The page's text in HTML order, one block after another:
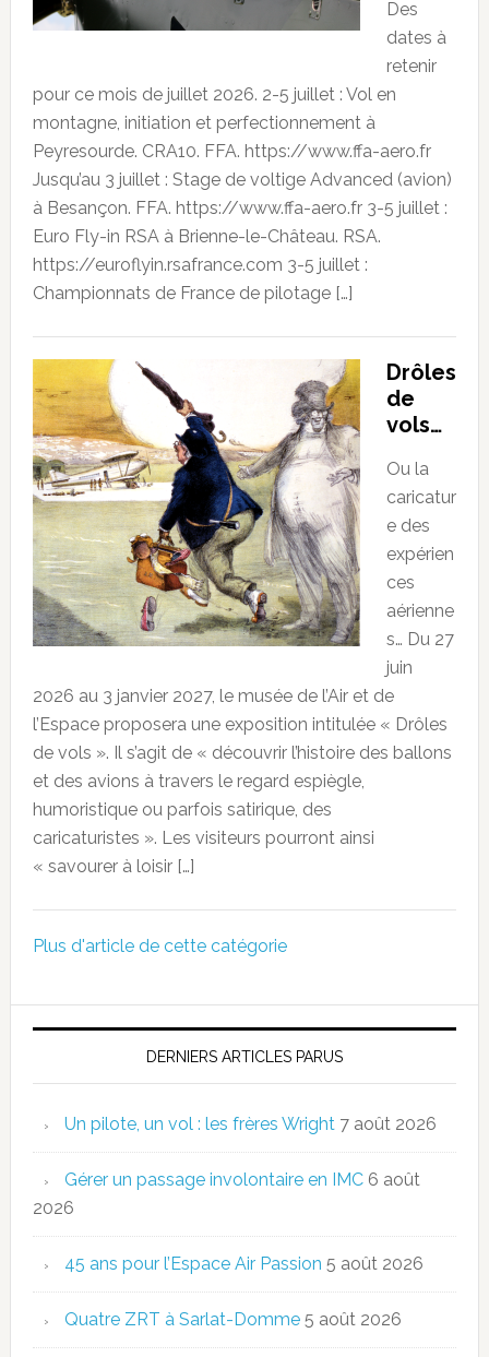
Des
dates à
retenir
pour ce mois de juillet 2026. 2-5 juillet : Vol en
montagne, initiation et perfectionnement à
Peyresourde. CRA10. FFA. https://www.ffa-aero.fr
Jusqu’au 3 juillet : Stage de voltige Advanced (avion)
à Besançon. FFA. https://www.ffa-aero.fr 3-5 juillet :
Euro Fly-in RSA à Brienne-le-Château. RSA.
https://euroflyin.rsafrance.com 3-5 juillet :
Championnats de France de pilotage […]
Drôles
de
vols…
Ou la
caricatur
e des
expérien
ces
aérienne
s… Du 27
juin
2026 au 3 janvier 2027, le musée de l’Air et de
l’Espace proposera une exposition intitulée « Drôles
de vols ». Il s’agit de « découvrir l’histoire des ballons
et des avions à travers le regard espiègle,
humoristique ou parfois satirique, des
caricaturistes ». Les visiteurs pourront ainsi
« savourer à loisir […]
Plus d'article de cette catégorie
DERNIERS ARTICLES PARUS
Un pilote, un vol : les frères Wright 7 août 2026
Gérer un passage involontaire en IMC 6 août
2026
45 ans pour l’Espace Air Passion 5 août 2026
Quatre ZRT à Sarlat-Domme 5 août 2026